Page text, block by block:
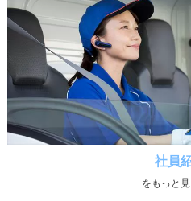
社員
をもっと